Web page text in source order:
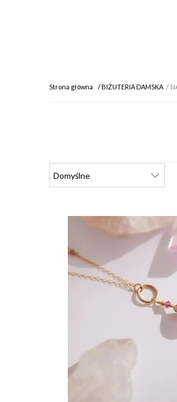
Strona główna BIŻUTERIA DAMSKA